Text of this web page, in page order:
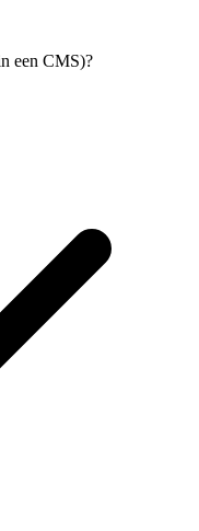
een CMS)?